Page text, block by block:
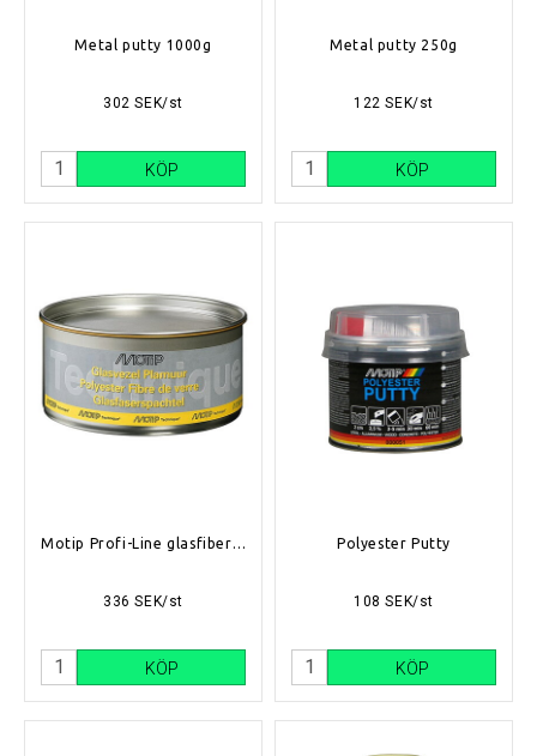
Metal putty 1000g
302 SEK/st
KÖP
Metal putty 250g
122 SEK/st
KÖP
Motip Profi-Line glasfiberspackel 1.5kg
336 SEK/st
KÖP
Polyester Putty
108 SEK/st
KÖP